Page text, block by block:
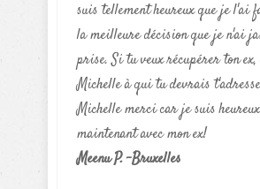
suis tellement heureux que je l'ai
la meilleure décision que je n'ai
prise. Si tu veux récupérer ton ex,
Michelle à qui tu devrais
Michelle merci car je suis heureux
maintenant avec mon ex!
Meenu P. -Bruxelles